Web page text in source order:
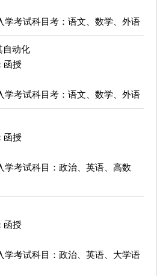
学考试科目考：语文、数学、外语
自动化
函授
学考试科目考：语文、数学、外语
函授
学考试科目：政治、英语、高数
函授
学考试科目：政治、英语、大学语